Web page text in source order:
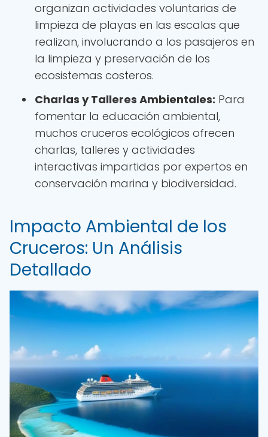
organizan actividades voluntarias de
limpieza de playas en las escalas que
realizan, involucrando a los pasajeros en
la limpieza y preservación de los
ecosistemas costeros.
Charlas y Talleres Ambientales: Para
fomentar la educación ambiental,
muchos cruceros ecológicos ofrecen
charlas, talleres y actividades
interactivas impartidas por expertos en
conservación marina y biodiversidad.
Impacto Ambiental de los
Cruceros: Un Análisis
Detallado